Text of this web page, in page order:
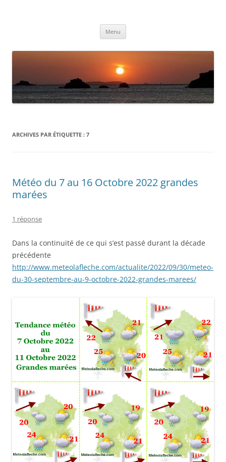
Menu
ARCHIVES PAR ÉTIQUETTE : 7
Météo du 7 au 16 Octobre 2022 grandes
marées
1 réponse
Dans la continuité de ce qui s’est passé durant la décade
précédente
http://www.meteolafleche.com/actualite/2022/09/30/meteo-
du-30-septembre-au-9-octobre-2022-grandes-marees/